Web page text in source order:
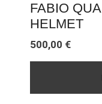
FABIO
HELMET
500,00 €